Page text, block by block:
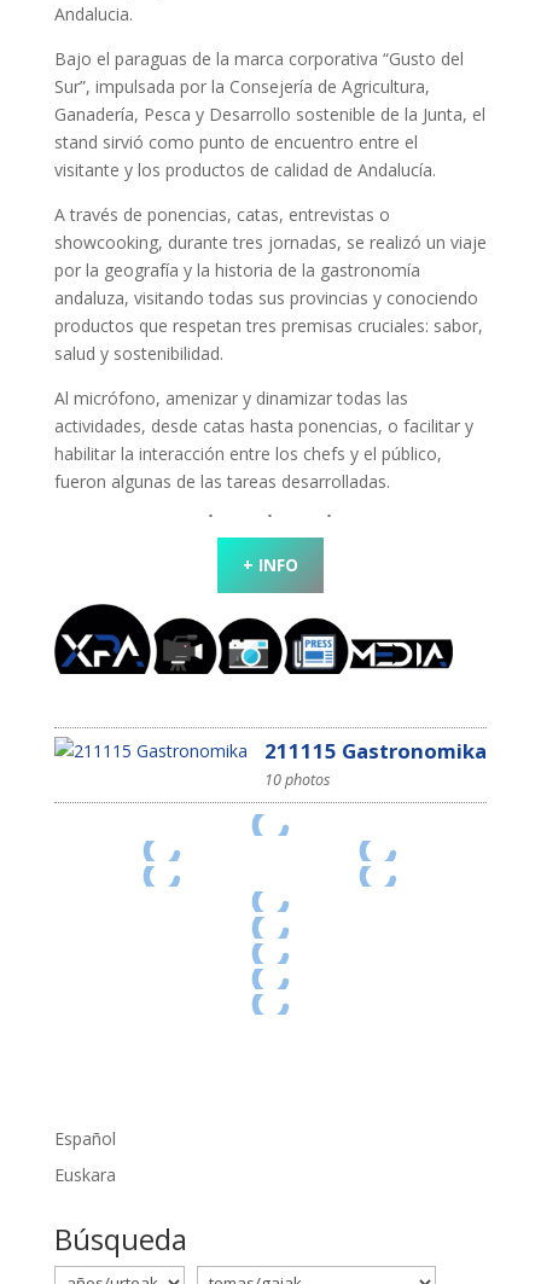
Andalucia.
Bajo el paraguas de la marca corporativa “Gusto del
Sur”, impulsada por la Consejería de Agricultura,
Ganadería, Pesca y Desarrollo sostenible de la Junta, el
stand sirvió como punto de encuentro entre el
visitante y los productos de calidad de Andalucía.
A través de ponencias, catas, entrevistas o
showcooking, durante tres jornadas, se realizó un viaje
por la geografía y la historia de la gastronomía
andaluza, visitando todas sus provincias y conociendo
productos que respetan tres premisas cruciales: sabor,
salud y sostenibilidad.
Al micrófono, amenizar y dinamizar todas las
actividades, desde catas hasta ponencias, o facilitar y
habilitar la interacción entre los chefs y el público,
fueron algunas de las tareas desarrolladas.
+ INFO
211115 Gastronomika
10 photos
Español
Euskara
Búsqueda